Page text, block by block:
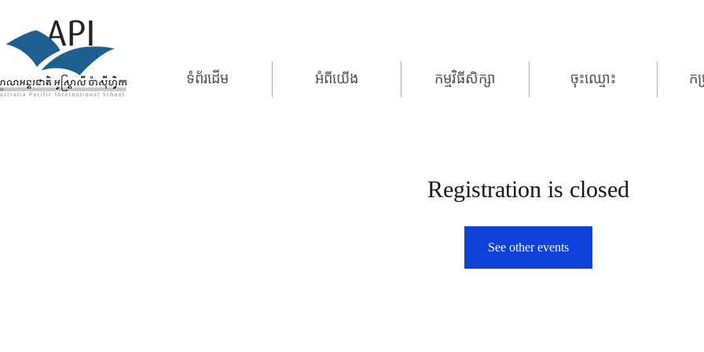
ទំព័រដើម អំពីយើង កម្មវិធីសិក្សា ចុះឈ្មោះ ក
Registration is closed
See other events